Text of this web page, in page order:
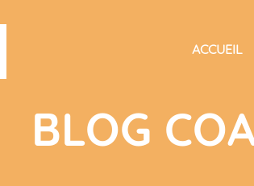
ACCUEIL
BLOG